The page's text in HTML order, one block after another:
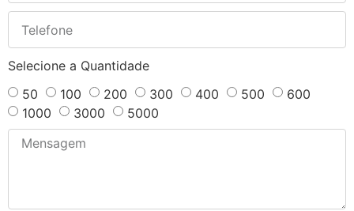
Selecione a Quantidade
50
100 200 300 400 500
600
1000
3000 5000